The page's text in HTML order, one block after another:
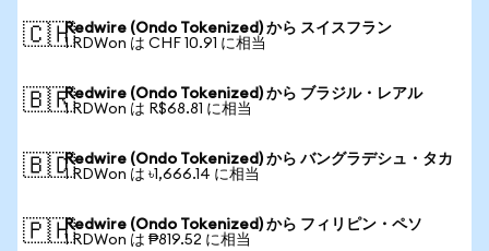
🇨🇭Redwire (Ondo Tokenized) から スイスフラン
1 RDWon は CHF 10.91 に相当
🇧🇷Redwire (Ondo Tokenized) から ブラジル・レアル
1 RDWon は R$68.81 に相当
🇧🇩Redwire (Ondo Tokenized) から バングラデシュ・タカ
1 RDWon は ৳1,666.14 に相当
🇵🇭Redwire (Ondo Tokenized) から フィリピン・ペソ
1 RDWon は ₱819.52 に相当